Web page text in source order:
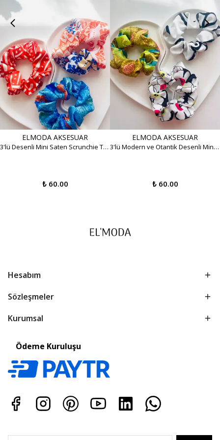
ELMODA AKSESUAR
3'lü Desenli Mini Saten Scrunchie Toka Seti - Canlı Yaz Renkleri
₺ 60.00
ELMODA AKSESUAR
3'lü Modern ve Otantik Desenli Mini Saten Scrunchie Toka Seti
₺ 60.00
Hesabım
Sözleşmeler
Kurumsal
Ödeme Kuruluşu